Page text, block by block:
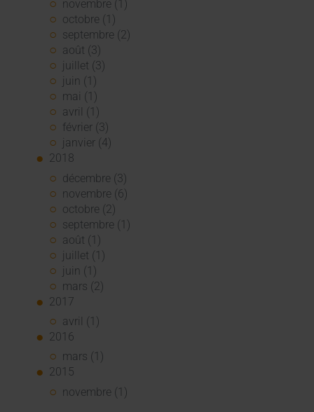
novembre (1)
octobre (1)
septembre (2)
août (3)
juillet (3)
juin (1)
mai (1)
avril (1)
février (3)
janvier (4)
2018
décembre (3)
novembre (6)
octobre (2)
septembre (1)
août (1)
juillet (1)
juin (1)
mars (2)
2017
avril (1)
2016
mars (1)
2015
novembre (1)